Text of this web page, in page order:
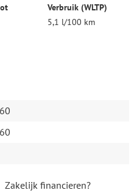
Verbruik (WLTP)
5,1 l/100 km
Zakelijk financieren?